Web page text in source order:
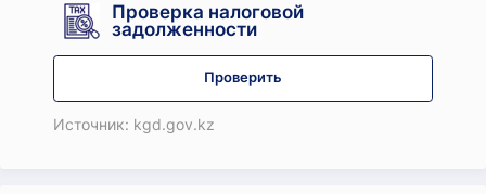
Проверка налоговой
задолженности
Проверить
Источник: kgd.gov.kz